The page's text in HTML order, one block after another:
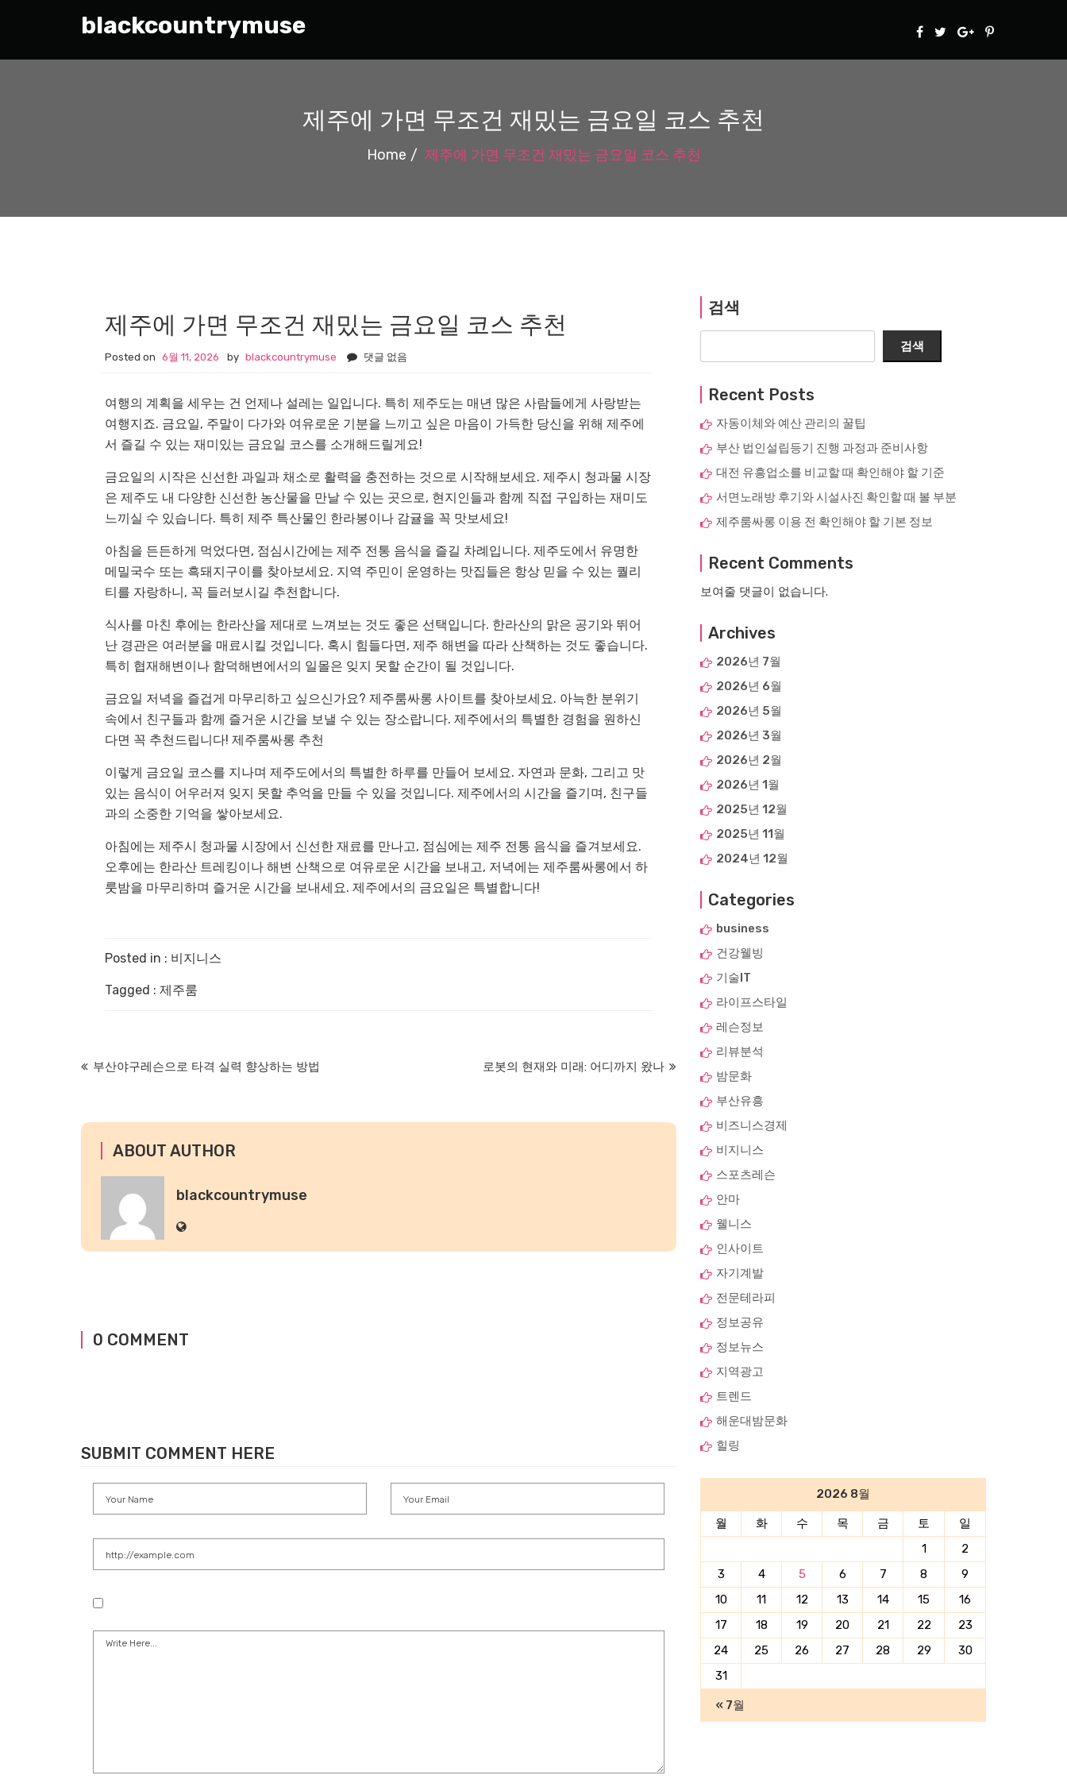
blackcountrymuse
제주에 가면 무조건 재밌는 금요일 코스 추천
Home 제주에 가면 무조건 재밌는 금요일 코스 추천
제주에 가면 무조건 재밌는 금요일 코스 추천
Posted on 6월 11, 2026 by blackcountrymuse 댓글 없음
여행의 계획을 세우는 건 언제나 설레는 일입니다. 특히 제주도는 매년 많은 사람들에게 사랑받는
여행지죠. 금요일, 주말이 다가와 여유로운 기분을 느끼고 싶은 마음이 가득한 당신을 위해 제주에
서 즐길 수 있는 재미있는 금요일 코스를 소개해드릴게요!
금요일의 시작은 신선한 과일과 채소로 활력을 충전하는 것으로 시작해보세요. 제주시 청과물 시장
은 제주도 내 다양한 신선한 농산물을 만날 수 있는 곳으로, 현지인들과 함께 직접 구입하는 재미도
느끼실 수 있습니다. 특히 제주 특산물인 한라봉이나 감귤을 꼭 맛보세요!
아침을 든든하게 먹었다면, 점심시간에는 제주 전통 음식을 즐길 차례입니다. 제주도에서 유명한
메밀국수 또는 흑돼지구이를 찾아보세요. 지역 주민이 운영하는 맛집들은 항상 믿을 수 있는 퀄리
티를 자랑하니, 꼭 들러보시길 추천합니다.
식사를 마친 후에는 한라산을 제대로 느껴보는 것도 좋은 선택입니다. 한라산의 맑은 공기와 뛰어
난 경관은 여러분을 매료시킬 것입니다. 혹시 힘들다면, 제주 해변을 따라 산책하는 것도 좋습니다.
특히 협재해변이나 함덕해변에서의 일몰은 잊지 못할 순간이 될 것입니다.
금요일 저녁을 즐겁게 마무리하고 싶으신가요? 제주룸싸롱 사이트를 찾아보세요. 아늑한 분위기
속에서 친구들과 함께 즐거운 시간을 보낼 수 있는 장소랍니다. 제주에서의 특별한 경험을 원하신
다면 꼭 추천드립니다! 제주룸싸롱 추천
이렇게 금요일 코스를 지나며 제주도에서의 특별한 하루를 만들어 보세요. 자연과 문화, 그리고 맛
있는 음식이 어우러져 잊지 못할 추억을 만들 수 있을 것입니다. 제주에서의 시간을 즐기며, 친구들
과의 소중한 기억을 쌓아보세요.
아침에는 제주시 청과물 시장에서 신선한 재료를 만나고, 점심에는 제주 전통 음식을 즐겨보세요.
오후에는 한라산 트레킹이나 해변 산책으로 여유로운 시간을 보내고, 저녁에는 제주룸싸롱에서 하
룻밤을 마무리하며 즐거운 시간을 보내세요. 제주에서의 금요일은 특별합니다!
Posted in : 비지니스
Tagged : 제주룸
글
색
부산야구레슨으로 타격 실력 향상하는 방법 로봇의 현재와 미래: 어디까지 왔나
ABOUT AUTHOR
blackcountrymuse
0 COMMENT
SUBMIT COMMENT HERE
검색
검색
Recent Posts
자동이체와 예산 관리의 꿀팁
부산 법인설립등기 진행 과정과 준비사항
대전 유흥업소를 비교할 때 확인해야 할 기준
서면노래방 후기와 시설사진 확인할 때 볼 부분
제주룸싸롱 이용 전 확인해야 할 기본 정보
Recent Comments
보여줄 댓글이 없습니다.
Archives
2026년 7월
2026년 6월
2026년 5월
2026년 3월
2026년 2월
2026년 1월
2025년 12월
2025년 11월
2024년 12월
Categories
business
건강웰빙
기술IT
라이프스타일
레슨정보
리뷰분석
밤문화
부산유흥
비즈니스경제
비지니스
스포츠레슨
안마
웰니스
인사이트
자기계발
전문테라피
정보공유
정보뉴스
지역광고
트렌드
해운대밤문화
힐링
2026 8월
월 화 수 목 금 토
일
1
2
3
4 5 6 7 8
9
10
11 12 13 14 15
16
17
18 19 20 21 22
23
24
25 26 27 28 29
30
31
« 7월